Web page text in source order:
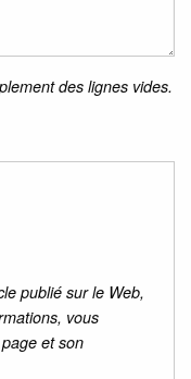
des lignes vides.
publié sur le Web,
vous
et son